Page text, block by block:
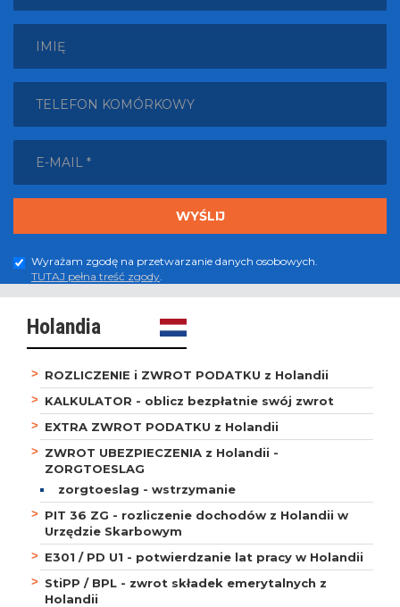
Wyrażam zgodę na przetwarzanie danych osobowych.
TUTAJ pełna treść zgody
Holandia
ROZLICZENIE i ZWROT PODATKU z Holandii
KALKULATOR - oblicz bezpłatnie swój zwrot
EXTRA ZWROT PODATKU z Holandii
ZWROT UBEZPIECZENIA z Holandii -
ZORGTOESLAG
zorgtoeslag - wstrzymanie
PIT 36 ZG - rozliczenie dochodów z Holandii w
Urzędzie Skarbowym
E301 / PD U1 - potwierdzanie lat pracy w Holandii
StiPP / BPL - zwrot składek emerytalnych z
Holandii